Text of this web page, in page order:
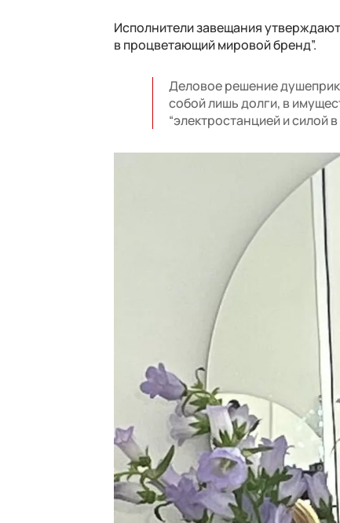
Исполнители завещания
в процветающий мировой бренд”.
Деловое решение
собой лишь долги, в
“электростанцией и силой